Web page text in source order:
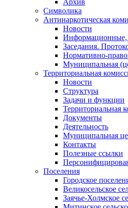
Архив
Символика
Антинаркотическая
Новости
Информационные,
Заседания.
Нормативно-
Муниципальная
Территориальная
Новости
Структура
Задачи и функции
Территориальная
Документы
Деятельность
Муниципальная
Контакты
Полезные ссылки
Поселения
Городское
Великосельское
Заячье-Холмское